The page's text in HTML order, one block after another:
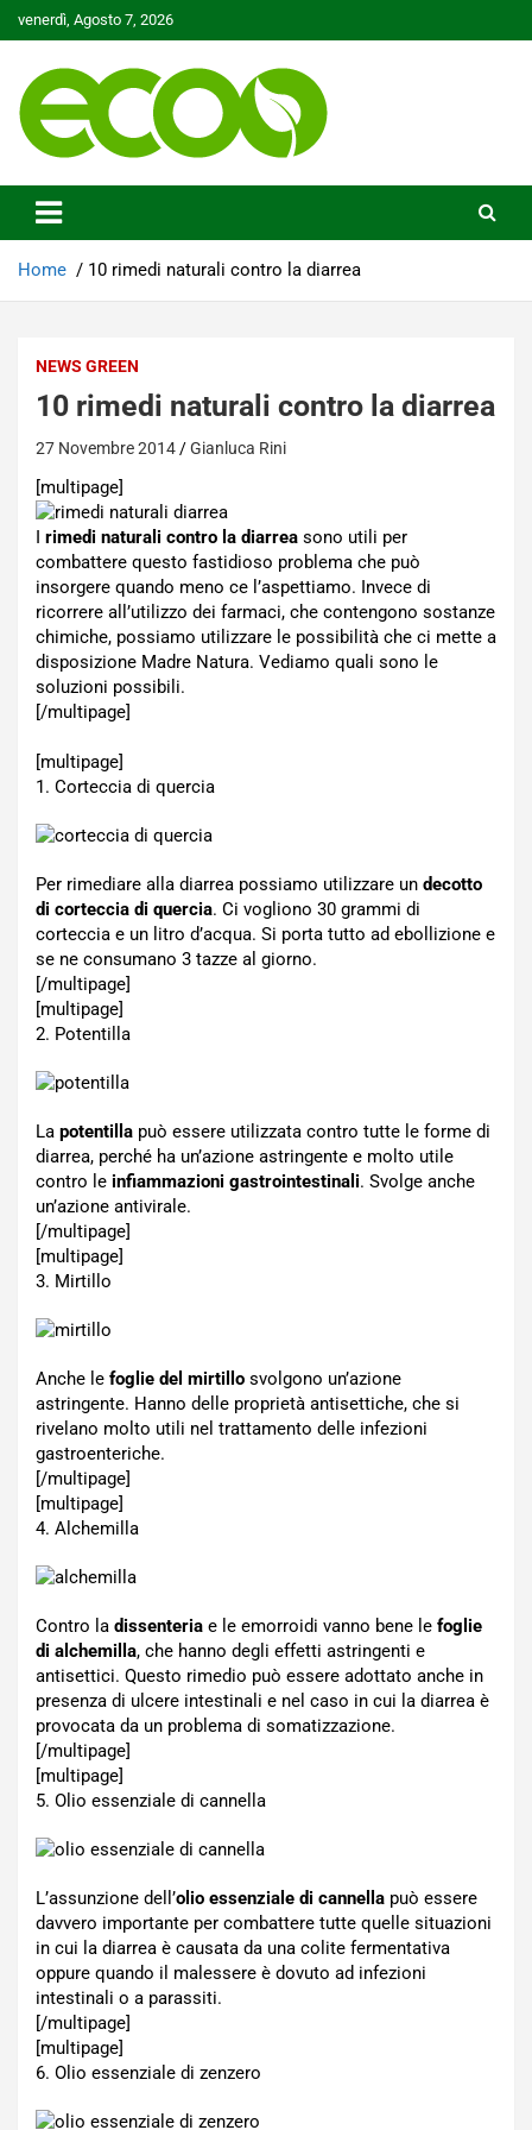
to
venerdì, Agosto 7, 2026
Ecoo.it
Home 10 rimedi naturali contro la diarrea
NEWS GREEN
10 rimedi naturali contro la diarrea
27 Novembre 2014 Gianluca Rini
[multipage]
I rimedi naturali contro la diarrea sono utili per
combattere questo fastidioso problema che può
insorgere quando meno ce l’aspettiamo. Invece di
ricorrere all’utilizzo dei farmaci, che contengono sostanze
chimiche, possiamo utilizzare le possibilità che ci mette a
disposizione Madre Natura. Vediamo quali sono le
soluzioni possibili.
[/multipage]
[multipage]
1. Corteccia di quercia
Per rimediare alla diarrea possiamo utilizzare un decotto
di corteccia di quercia. Ci vogliono 30 grammi di
corteccia e un litro d’acqua. Si porta tutto ad ebollizione e
se ne consumano 3 tazze al giorno.
[/multipage]
[multipage]
2. Potentilla
La potentilla può essere utilizzata contro tutte le forme di
diarrea, perché ha un’azione astringente e molto utile
contro le infiammazioni gastrointestinali. Svolge anche
un’azione antivirale.
[/multipage]
[multipage]
3. Mirtillo
Anche le foglie del mirtillo svolgono un’azione
astringente. Hanno delle proprietà antisettiche, che si
rivelano molto utili nel trattamento delle infezioni
gastroenteriche.
[/multipage]
[multipage]
4. Alchemilla
Contro la dissenteria e le emorroidi vanno bene le foglie
di alchemilla, che hanno degli effetti astringenti e
antisettici. Questo rimedio può essere adottato anche in
presenza di ulcere intestinali e nel caso in cui la diarrea è
provocata da un problema di somatizzazione.
[/multipage]
[multipage]
5. Olio essenziale di cannella
L’assunzione dell’olio essenziale di cannella può essere
davvero importante per combattere tutte quelle situazioni
in cui la diarrea è causata da una colite fermentativa
oppure quando il malessere è dovuto ad infezioni
intestinali o a parassiti.
[/multipage]
[multipage]
6. Olio essenziale di zenzero